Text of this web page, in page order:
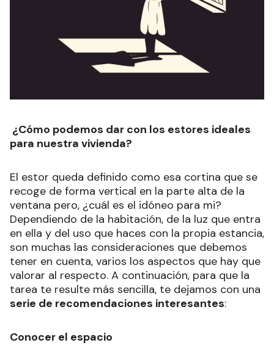
¿Cómo podemos dar con los estores ideales
para nuestra vivienda?
El estor queda definido como esa cortina que se
recoge de forma vertical en la parte alta de la
ventana pero, ¿cuál es el idóneo para mi?
Dependiendo de la habitación, de la luz que entra
en ella y del uso que haces con la propia estancia,
son muchas las consideraciones que debemos
tener en cuenta, varios los aspectos que hay que
valorar al respecto. A continuación, para que la
tarea te resulte más sencilla, te dejamos con una
serie de recomendaciones interesantes:
Conocer el espacio